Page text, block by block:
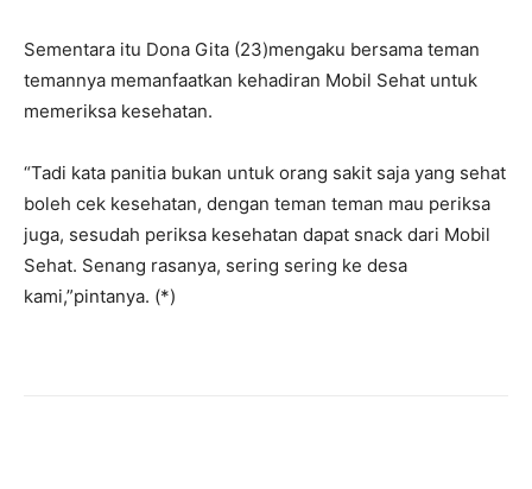
Sementara itu Dona Gita (23)mengaku bersama teman
temannya memanfaatkan kehadiran Mobil Sehat untuk
memeriksa kesehatan.
“Tadi kata panitia bukan untuk orang sakit saja yang sehat
boleh cek kesehatan, dengan teman teman mau periksa
juga, sesudah periksa kesehatan dapat snack dari Mobil
Sehat. Senang rasanya, sering sering ke desa
kami,”pintanya. (*)